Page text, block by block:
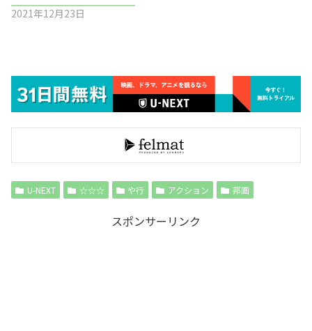
2021年12月23日
U-NEXT ☆☆☆ や行 アクション 邦画
スポンサーリンク